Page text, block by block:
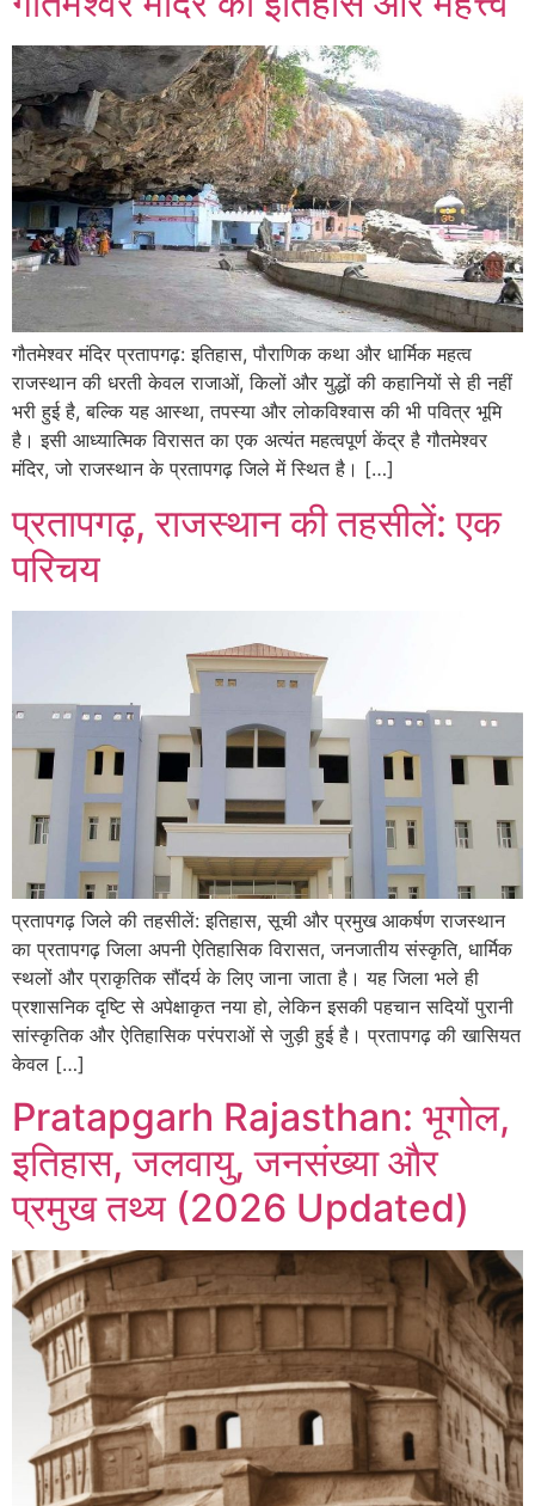
गौतमेश्वर मंदिर प्रतापगढ़: इतिहास, पौराणिक कथा और धार्मिक महत्व
राजस्थान की धरती केवल राजाओं, किलों और युद्धों की कहानियों से ही नहीं
भरी हुई है, बल्कि यह आस्था, तपस्या और लोकविश्वास की भी पवित्र भूमि
है। इसी आध्यात्मिक विरासत का एक अत्यंत महत्वपूर्ण केंद्र है गौतमेश्वर
मंदिर, जो राजस्थान के प्रतापगढ़ जिले में स्थित है। […]
प्रतापगढ़, राजस्थान की तहसीलें: एक
परिचय
प्रतापगढ़ जिले की तहसीलें: इतिहास, सूची और प्रमुख आकर्षण राजस्थान
का प्रतापगढ़ जिला अपनी ऐतिहासिक विरासत, जनजातीय संस्कृति, धार्मिक
स्थलों और प्राकृतिक सौंदर्य के लिए जाना जाता है। यह जिला भले ही
प्रशासनिक दृष्टि से अपेक्षाकृत नया हो, लेकिन इसकी पहचान सदियों पुरानी
सांस्कृतिक और ऐतिहासिक परंपराओं से जुड़ी हुई है। प्रतापगढ़ की खासियत
केवल […]
Pratapgarh Rajasthan: भूगोल,
इतिहास, जलवायु, जनसंख्या और
प्रमुख तथ्य (2026 Updated)